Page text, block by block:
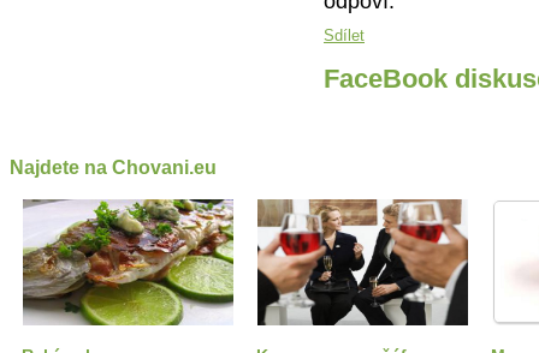
Sdílet
FaceBook
Najdete na Chovani.eu